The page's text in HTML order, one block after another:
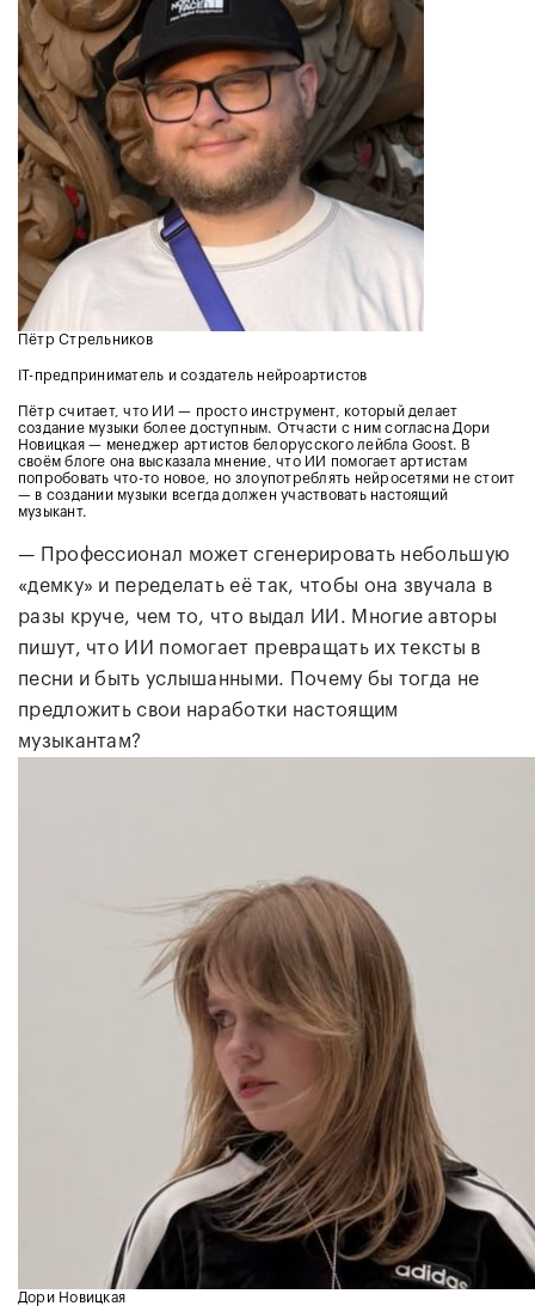
Пётр Стрельников
IT-предприниматель и создатель нейроартистов
Пётр считает, что ИИ — просто инструмент, который делает
создание музыки более доступным. Отчасти с ним согласна Дори
Новицкая — менеджер артистов белорусского лейбла Goost. В
своём блоге она высказала мнение, что ИИ помогает артистам
попробовать что-то новое, но злоупотреблять нейросетями не стоит
— в создании музыки всегда должен участвовать настоящий
музыкант.
— Профессионал может сгенерировать небольшую
«демку» и переделать её так, чтобы она звучала в
разы круче, чем то, что выдал ИИ. Многие авторы
пишут, что ИИ помогает превращать их тексты в
песни и быть услышанными. Почему бы тогда не
предложить свои наработки настоящим
музыкантам?
Дори Новицкая